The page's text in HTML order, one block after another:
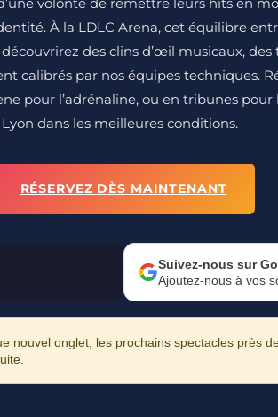
À la LDLC Arena, cet équilibre
des clins d’œil musicaux,
calibrés par nos équipes techniques.
pour l’adrénaline, ou en tribunes pour
dans les meilleures conditions.
RÉSERVEZ DÈS MAINTENANT
Suivez-nous sur
Ajoutez-nous à vos
nouvel onglet, les prochains spectacles près